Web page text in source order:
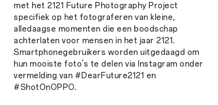
met het 2121 Future Photography Project
specifiek op het fotograferen van kleine,
alledaagse momenten die een boodschap
achterlaten voor mensen in het jaar 2121.
Smartphonegebruikers worden uitgedaagd om
hun mooiste foto’s te delen via Instagram onder
vermelding van #DearFuture2121 en
#ShotOnOPPO.